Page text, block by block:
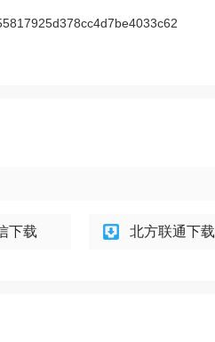
下载 北方联通下载